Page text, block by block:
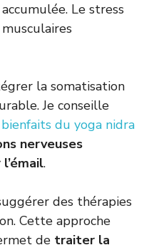
Le stress
la somatisation
Je conseille
bienfaits du yoga nidra
nerveuses
.
des thérapies
Cette approche
de traiter la